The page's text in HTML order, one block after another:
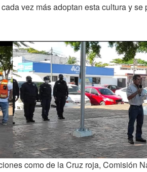
vez más adoptan esta cultura y se
como de la Cruz roja, Comisión